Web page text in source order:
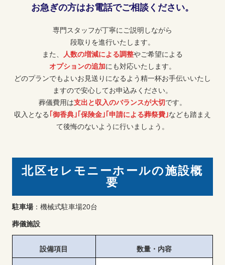
お急ぎの方はお電話でご相談ください。
専門スタッフが丁寧にご説明しながら
段取りを進行いたします。
また、
人数の増減による調整やご希望による
オプションの追加にも対応いたします。
どのプランでもよいお見送りになるよう精一杯お手伝いいたし
ますので安心してお申込みください。
葬儀費用は支出と収入のバランスが大切です。
収入となる ｢御香典｣｢保険金｣｢申請による葬祭費｣なども踏まえ
て後悔のないように行いましょう。
北区セレモニーホールの施設概
要
駐車場：機械式駐車場20台
葬儀施設
設備項目 数量・内容